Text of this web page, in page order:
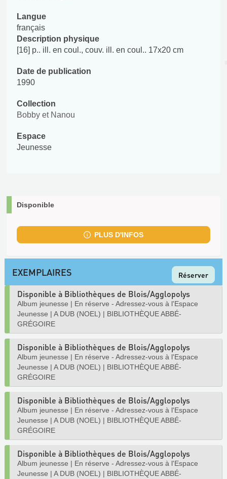
Langue
français
Description physique
[16] p.. ill. en coul., couv. ill. en coul.. 17x20 cm
Date de publication
1990
Collection
Bobby et Nanou
Espace
Jeunesse
Disponible
PLUS D'INFOS
EXEMPLAIRES Réserver
Disponible à Bibliothèques de Blois/Agglopolys
Album jeunesse | En réserve - Adressez-vous à l'Espace
Jeunesse | A DUB (NOEL) | BIBLIOTHÈQUE ABBÉ-
GRÉGOIRE
Disponible à Bibliothèques de Blois/Agglopolys
Album jeunesse | En réserve - Adressez-vous à l'Espace
Jeunesse | A DUB (NOEL) | BIBLIOTHÈQUE ABBÉ-
GRÉGOIRE
Disponible à Bibliothèques de Blois/Agglopolys
Album jeunesse | En réserve - Adressez-vous à l'Espace
Jeunesse | A DUB (NOEL) | BIBLIOTHÈQUE ABBÉ-
GRÉGOIRE
Disponible à Bibliothèques de Blois/Agglopolys
Album jeunesse | En réserve - Adressez-vous à l'Espace
Jeunesse | A DUB (NOEL) | BIBLIOTHÈQUE ABBÉ-